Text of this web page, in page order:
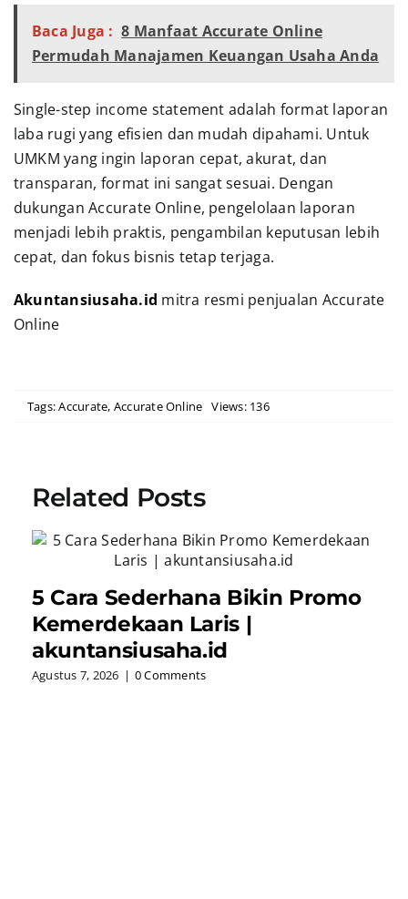
Baca Juga : 8 Manfaat Accurate Online
Permudah Manajamen Keuangan Usaha Anda
Single-step income statement adalah format laporan
laba rugi yang efisien dan mudah dipahami. Untuk
UMKM yang ingin laporan cepat, akurat, dan
transparan, format ini sangat sesuai. Dengan
dukungan Accurate Online, pengelolaan laporan
menjadi lebih praktis, pengambilan keputusan lebih
cepat, dan fokus bisnis tetap terjaga.
Akuntansiusaha.id mitra resmi penjualan Accurate
Online
Tags:Accurate, Accurate Online Views: 136
Related Posts
5 Cara Sederhana Bikin Promo
Kemerdekaan Laris |
akuntansiusaha.id
Agustus 7, 2026 | 0 Comments